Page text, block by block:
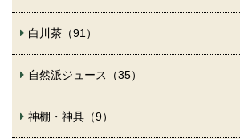
白川茶（91）
自然派ジュース（35）
神棚・神具（9）